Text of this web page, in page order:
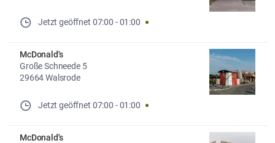
Jetzt geöffnet 07:00 -01:00
McDonald's
Große Schneede 5
29664 Walsrode
Jetzt geöffnet 07:00 -01:00
McDonald's